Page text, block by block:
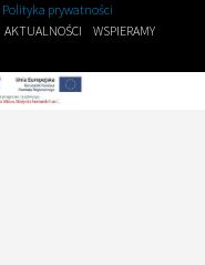
Polityka prywatności
AKTUALNOŚCI
WSPIERAMY